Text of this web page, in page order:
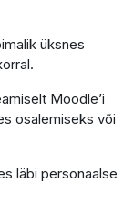
üksnes
Moodle’i
osalemiseks või
läbi personaalse